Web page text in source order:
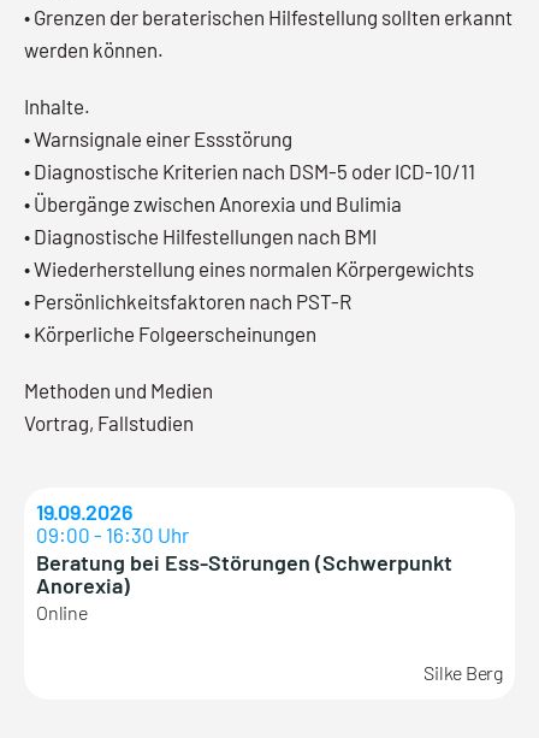
• Grenzen der beraterischen Hilfestellung sollten erkannt
werden können.
Inhalte.
• Warnsignale einer Essstörung
• Diagnostische Kriterien nach DSM-5 oder ICD-10/11
• Übergänge zwischen Anorexia und Bulimia
• Diagnostische Hilfestellungen nach BMI
• Wiederherstellung eines normalen Körpergewichts
• Persönlichkeitsfaktoren nach PST-R
• Körperliche Folgeerscheinungen
Methoden und Medien
Vortrag, Fallstudien
19.09.2026
09:00 - 16:30 Uhr
Beratung bei Ess-Störungen (Schwerpunkt
Anorexia)
Online
Silke Berg